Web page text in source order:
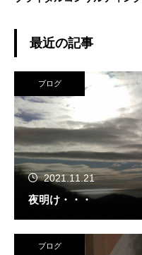
最近の記事
ブログ
2021.11.21
夜明け・・・
ブログ